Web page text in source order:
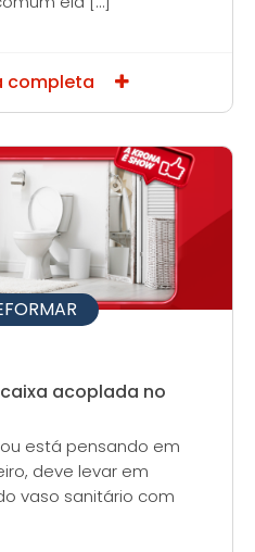
completa
acoplada no
está pensando em
deve levar em
vaso sanitário com